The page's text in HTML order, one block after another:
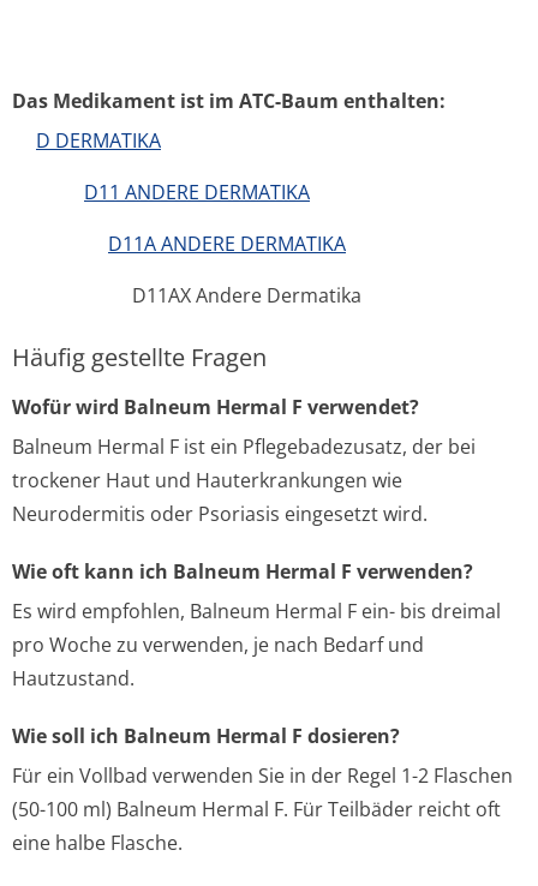
Das Medikament ist im ATC-Baum enthalten:
D DERMATIKA
D11 ANDERE DERMATIKA
D11A ANDERE DERMATIKA
D11AX Andere Dermatika
Häufig gestellte Fragen
Wofür wird Balneum Hermal F verwendet?
Balneum Hermal F ist ein Pflegebadezusatz, der bei
trockener Haut und Hauterkrankungen wie
Neurodermitis oder Psoriasis eingesetzt wird.
Wie oft kann ich Balneum Hermal F verwenden?
Es wird empfohlen, Balneum Hermal F ein- bis dreimal
pro Woche zu verwenden, je nach Bedarf und
Hautzustand.
Wie soll ich Balneum Hermal F dosieren?
Für ein Vollbad verwenden Sie in der Regel 1-2 Flaschen
(50-100 ml) Balneum Hermal F. Für Teilbäder reicht oft
eine halbe Flasche.